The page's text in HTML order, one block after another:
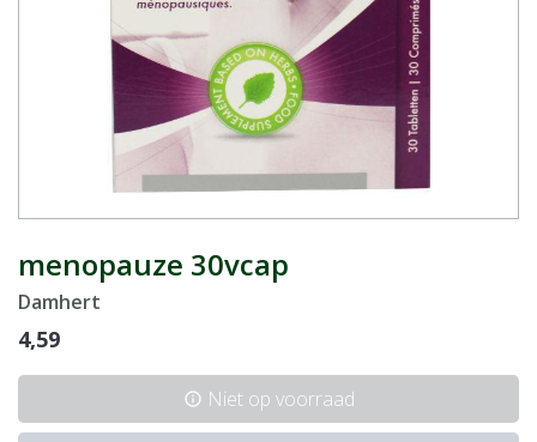
menopauze 30vcap
Damhert
4,59
info Niet op voorraad